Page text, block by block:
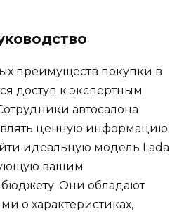
преимуществ покупки в
доступ к экспертным
автосалона
ценную информацию
идеальную модель Lada
вашим
Они обладают
о характеристиках,